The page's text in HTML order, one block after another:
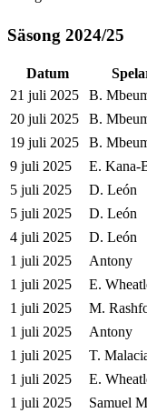
Säsong 2024/25
Datum
21 juli 2025
B.
20 juli 2025
B.
19 juli 2025
B.
9 juli 2025
E. Kana-
5 juli 2025
D. León
5 juli 2025
D. León
4 juli 2025
D. León
1 juli 2025
Antony
1 juli 2025
E.
1 juli 2025
M.
1 juli 2025
Antony
1 juli 2025
T.
1 juli 2025
E.
1 juli 2025
Samuel